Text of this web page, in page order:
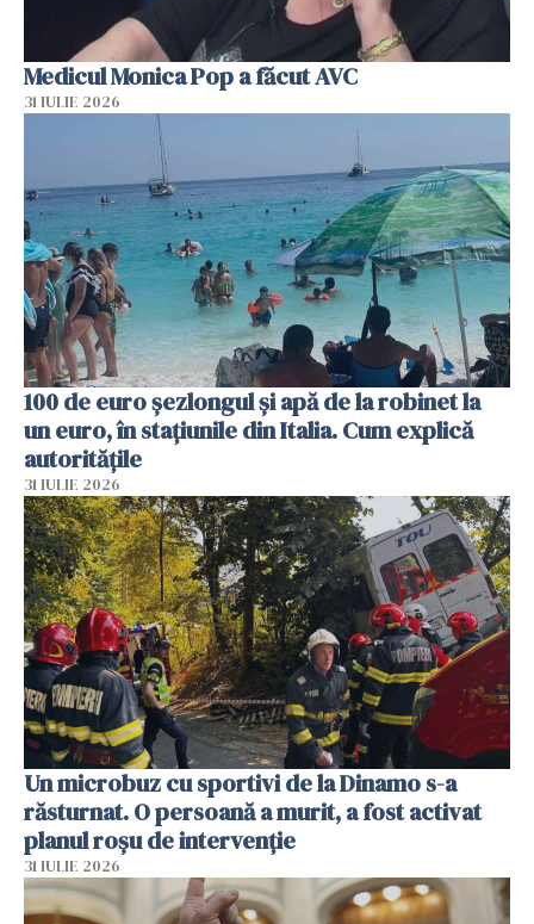
Medicul Monica Pop a făcut AVC
31 IULIE 2026
100 de euro șezlongul și apă de la robinet la
un euro, în stațiunile din Italia. Cum explică
autoritățile
31 IULIE 2026
Un microbuz cu sportivi de la Dinamo s-a
răsturnat. O persoană a murit, a fost activat
planul roșu de intervenție
31 IULIE 2026